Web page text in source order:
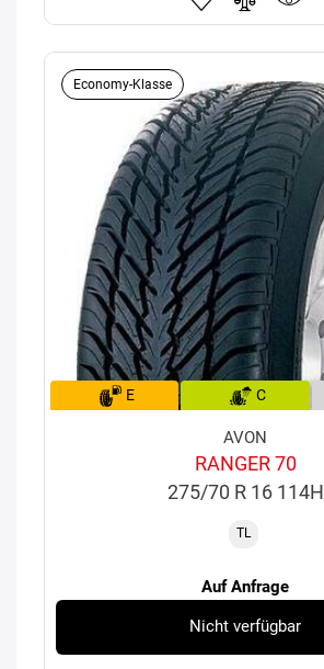
Economy-Klasse
E C
AVON
RANGER 70
275/70 R 16 114H
TL
Auf Anfrage
Nicht verfügbar